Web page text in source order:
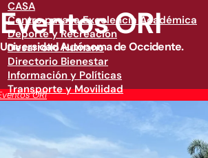
CASA
Centro para la Excelencia Académica
Deporte y Recreación
Desarrollo Humano
Directorio Bienestar
Información y Políticas
Transporte y Movilidad
ORI
Eventos ORI
Universidad Autónoma de Occidente.